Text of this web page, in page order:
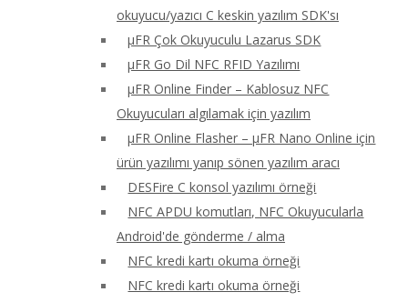
okuyucu/yazıcı C keskin yazılım SDK'sı
μFR Çok Okuyuculu Lazarus SDK
μFR Go Dil NFC RFID Yazılımı
μFR Online Finder – Kablosuz NFC
Okuyucuları algılamak için yazılım
μFR Online Flasher – μFR Nano Online için
ürün yazılımı yanıp sönen yazılım aracı
DESFire C konsol yazılımı örneği
NFC APDU komutları, NFC Okuyucularla
Android'de gönderme / alma
NFC kredi kartı okuma örneği
NFC kredi kartı okuma örneği